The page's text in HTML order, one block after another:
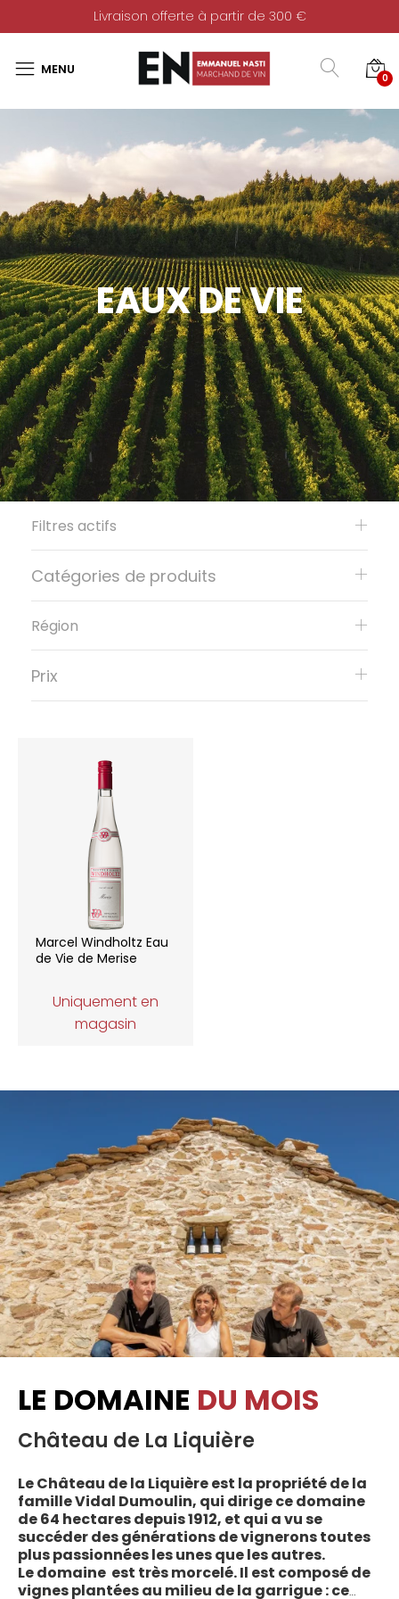
Livraison offerte à partir de 300 €
0
EAUX DE VIE
Marcel Windholtz Eau
de Vie de Merise
Uniquement en
magasin
Filtres actifs
Catégories de produits
Région
Prix
LE DOMAINE DU MOIS
Château de La Liquière
Le Château de la Liquière est la propriété de la
famille Vidal Dumoulin, qui dirige ce domaine
de 64 hectares depuis 1912, et qui a vu se
succéder des générations de vignerons toutes
plus passionnées les unes que les autres.
Le domaine est très morcelé. Il est composé de
vignes plantées au milieu de la garrigue : ce